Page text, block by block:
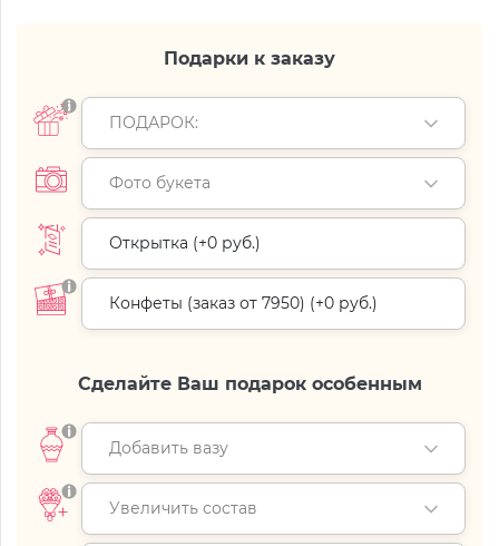
Подарки к заказу
ПОДАРОК:
Фото букета
Открытка (+0 руб.)
Конфеты (заказ от 7950) (+0 руб.)
Сделайте Ваш подарок особенным
Добавить вазу
Увеличить состав